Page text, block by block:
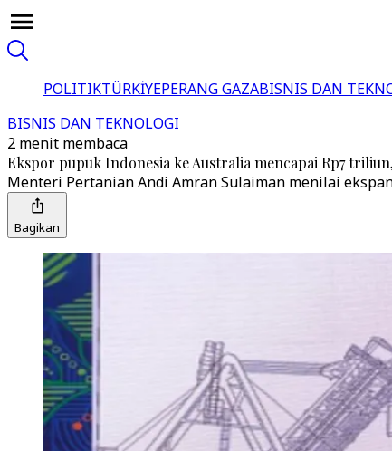
POLITIKTÜRKİYEPERANG GAZABISNIS DAN
BISNIS DAN TEKNOLOGI
2 menit membaca
Ekspor pupuk Indonesia ke Australia mencapai Rp7
Menteri Pertanian Andi Amran Sulaiman menilai
Bagikan